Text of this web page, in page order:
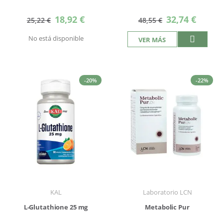
25,22 € Precio
especial
18,92 €
No está disponible
48,55 € Precio
especial
32,74 €
VER MÁS
-20%
KAL
L-Glutathione 25 mg
-22%
Laboratorio LCN
Metabolic Pur